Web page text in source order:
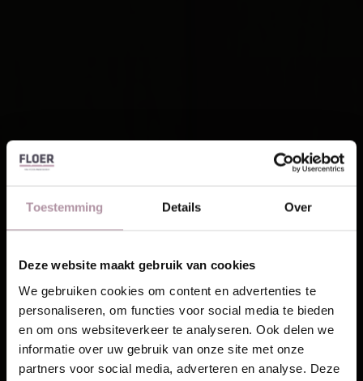
Toestemming Details Over
Deze website maakt gebruik van cookies
We gebruiken cookies om content en advertenties te
personaliseren, om functies voor social media te bieden
en om ons websiteverkeer te analyseren. Ook delen we
informatie over uw gebruik van onze site met onze
partners voor social media, adverteren en analyse. Deze
This website is also available in English
Laat je inspireren!
Ontvang unieke wooninspiratie in je mailbox
Email